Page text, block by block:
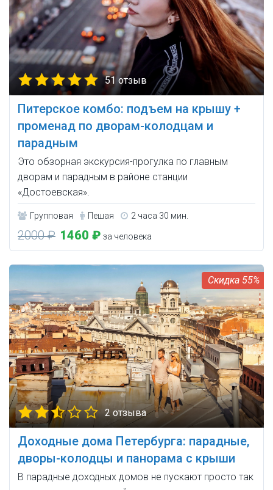
51 отзыв
Питерское комбо: подъем на крышу +
променад по дворам-колодцам и
парадным
Это обзорная экскурсия-прогулка по главным
дворам и парадным в районе станции
«Достоевская».
Групповая Пешая 2 часа 30 мин.
2000 ₽ 1460 ₽ за человека
55%
2 отзыва
Доходные дома Петербурга: парадные,
дворы-колодцы и панорама с крыши
В парадные доходных домов не пускают просто так